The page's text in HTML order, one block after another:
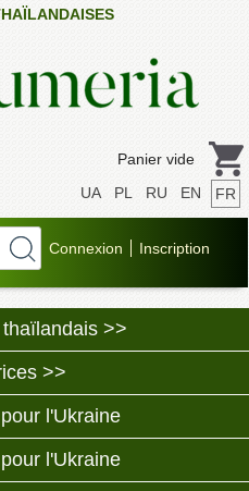
Panier vide
UA
PL RU EN FR
>>
>>
l'Ukraine
l'Ukraine